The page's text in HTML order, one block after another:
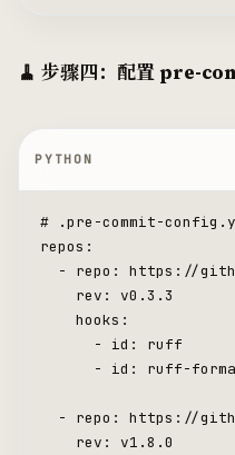
🧹 步骤四：配置 pre-
PYTHON
# .pre-commit-
repos:
  -
repo: https: //
    rev: v0.3.3
    hooks:
      -
id : ruff
      -
id : ruff-
  -
repo: https: //
    rev: v1.8.0